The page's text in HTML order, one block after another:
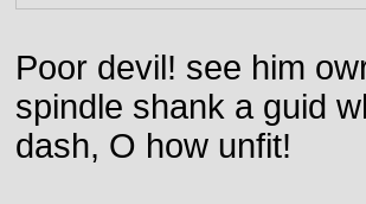
Poor devil! see him
spindle shank a guid
dash, O how unfit!